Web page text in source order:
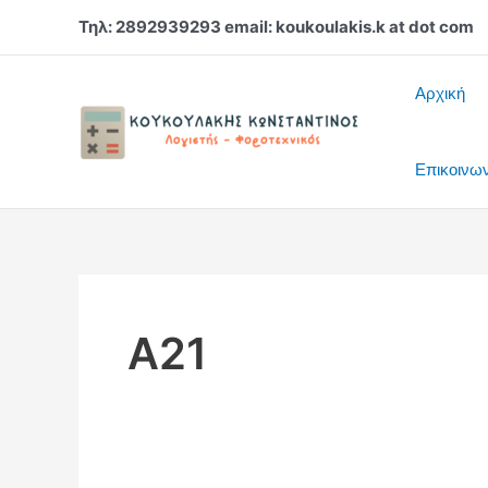
Τηλ: 2892939293 email: koukoulakis.k at dot com
Αρχική
Α21